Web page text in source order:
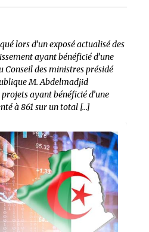
lors d’un exposé actualisé des
ayant bénéficié d’une
Conseil des ministres présidé
M. Abdelmadjid
ayant bénéficié d’une
à 861 sur un total […]